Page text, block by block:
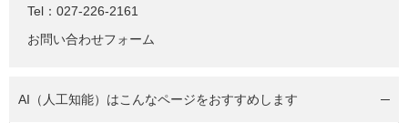
Tel：027-226-2161
お問い合わせフォーム
AI（人工知能）はこんなページをおすすめします